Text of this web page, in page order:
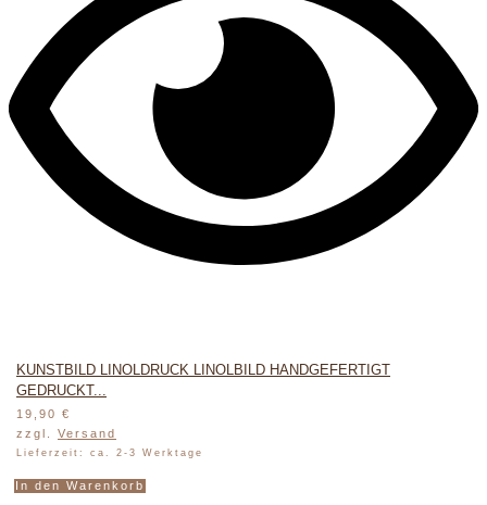
KUNSTBILD LINOLDRUCK LINOLBILD HANDGEFERTIGT
GEDRUCKT...
19,90 €
zzgl. Versand
Lieferzeit: ca. 2-3 Werktage
In den Warenkorb